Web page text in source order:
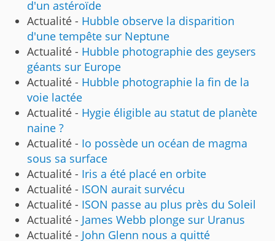
d'un astéroïde
Actualité - Hubble observe la disparition
d'une tempête sur Neptune
Actualité - Hubble photographie des geysers
géants sur Europe
Actualité - Hubble photographie la fin de la
voie lactée
Actualité - Hygie éligible au statut de planète
naine ?
Actualité - Io possède un océan de magma
sous sa surface
Actualité - Iris a été placé en orbite
Actualité - ISON aurait survécu
Actualité - ISON passe au plus près du Soleil
Actualité - James Webb plonge sur Uranus
Actualité - John Glenn nous a quitté